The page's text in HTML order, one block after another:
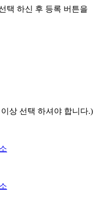
택 하신 후 등록 버튼을
상 선택 하셔야 합니다.)